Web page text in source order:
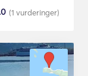
(1 vurderinger)